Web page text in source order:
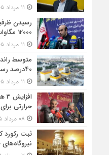
رسیدن
12000 مگاوات تا پایان سال
متوسط
40درصد رسید
حرارتی
ثبت